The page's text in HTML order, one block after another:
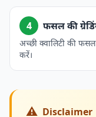
4 फसल की
अच्छी क्वालिटी की
करें।
⚠️ Disclaimer